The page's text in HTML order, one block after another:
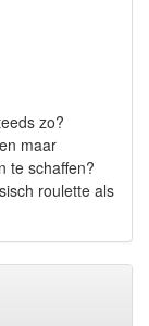
zo?
maar
te schaffen?
roulette als